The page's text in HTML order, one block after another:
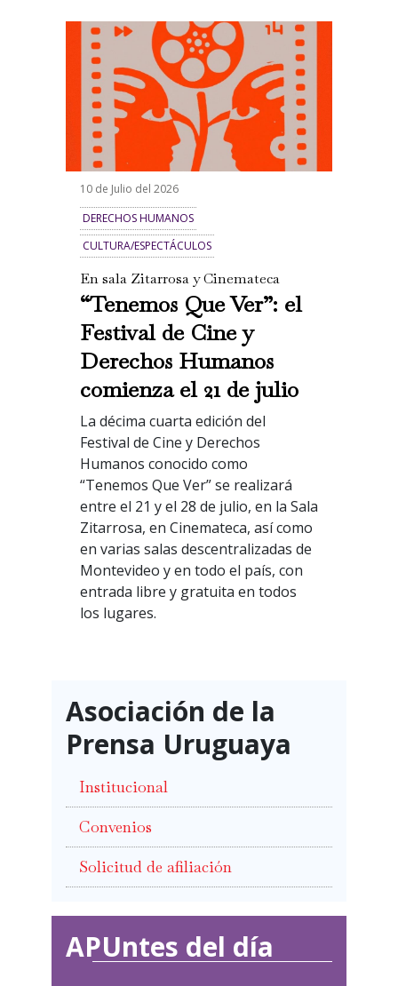
10 de Julio del 2026
DERECHOS HUMANOS
CULTURA/ESPECTÁCULOS
En sala Zitarrosa y Cinemateca
“Tenemos Que Ver”: el
Festival de Cine y
Derechos Humanos
comienza el 21 de julio
La décima cuarta edición del
Festival de Cine y Derechos
Humanos conocido como
“Tenemos Que Ver” se realizará
entre el 21 y el 28 de julio, en la Sala
Zitarrosa, en Cinemateca, así como
en varias salas descentralizadas de
Montevideo y en todo el país, con
entrada libre y gratuita en todos
los lugares.
Asociación de la
Prensa Uruguaya
Institucional
Convenios
Solicitud de afiliación
APUntes del día